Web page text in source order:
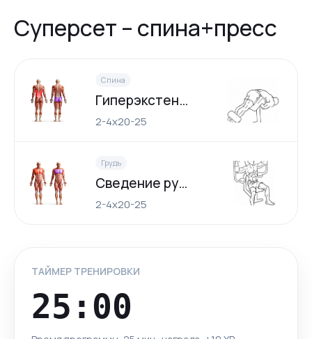
Суперсет – спина+пресс
Спина
Гиперэкстензия
2-4х20-25
Грудь
Сведение рук в тренажере
2-4х20-25
ТАЙМЕР ТРЕНИРОВКИ
25:00